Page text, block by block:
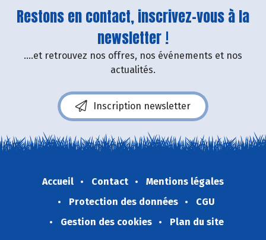
Restons en contact, inscrivez-vous à la
newsletter !
....et retrouvez nos offres, nos événements et nos
actualités.
Inscription newsletter
Accueil Contact
Mentions légales
Protection des données
CGU
Gestion des cookies
Plan du site